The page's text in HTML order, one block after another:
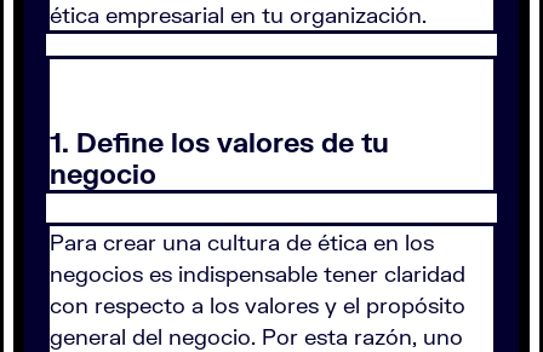
ética empresarial en tu organización.
1. Define los valores de tu
negocio
Para crear una cultura de ética en los
negocios es indispensable tener claridad
con respecto a los valores y el propósito
general del negocio. Por esta razón, uno